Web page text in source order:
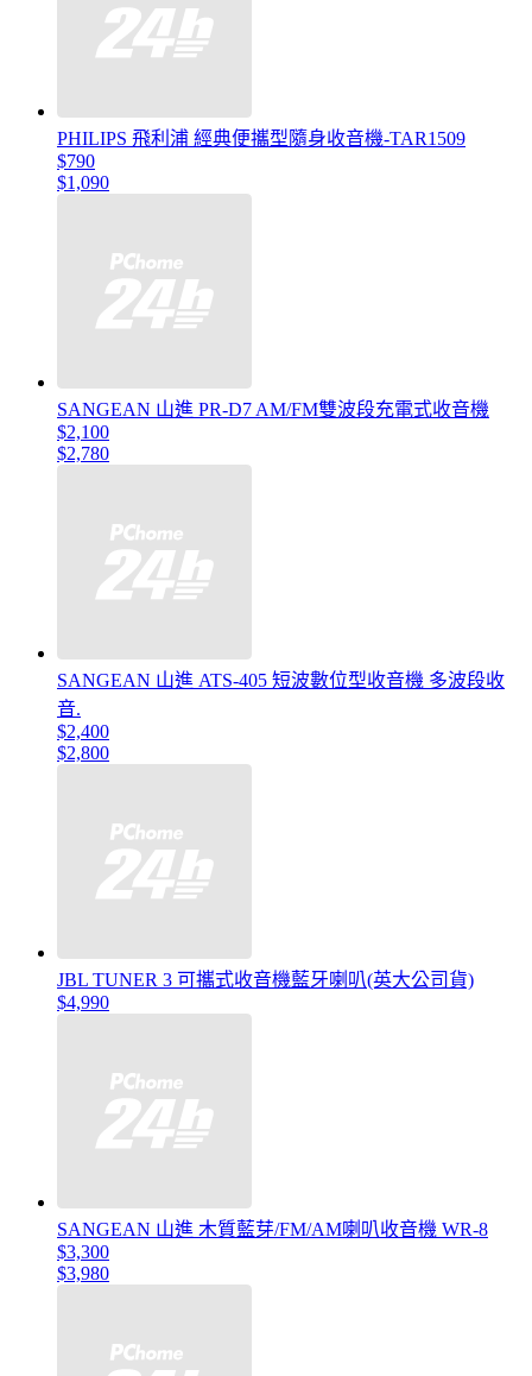
PHILIPS 飛利浦 經典便攜型隨身收音機-TAR1509
$790
$1,090
SANGEAN 山進 PR-D7 AM/FM雙波段充電式收音機
$2,100
$2,780
SANGEAN 山進 ATS-405 短波數位型收音機 多波段收
音.
$2,400
$2,800
JBL TUNER 3 可攜式收音機藍牙喇叭(英大公司貨)
$4,990
SANGEAN 山進 木質藍芽/FM/AM喇叭收音機 WR-8
$3,300
$3,980